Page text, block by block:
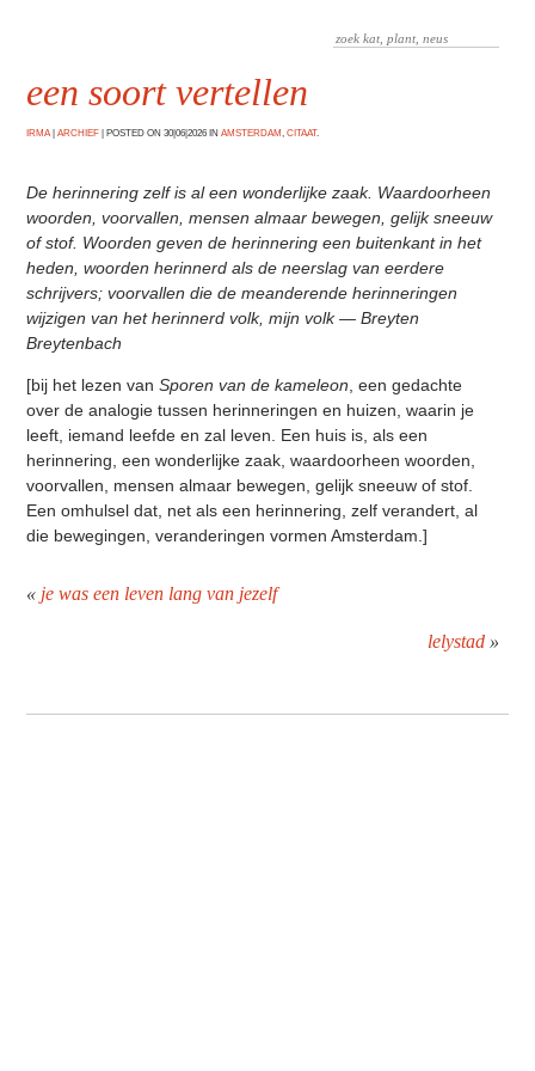
een soort vertellen
IRMA|ARCHIEF POSTED ON 30|06|2026 INAMSTERDAM,CITAAT.
De herinnering zelf is al een wonderlijke zaak. Waardoorheen
woorden, voorvallen, mensen almaar bewegen, gelijk sneeuw
of stof. Woorden geven de herinnering een buitenkant in het
heden, woorden herinnerd als de neerslag van eerdere
schrijvers; voorvallen die de meanderende herinneringen
wijzigen van het herinnerd volk, mijn volk — Breyten
Breytenbach
[bij het lezen vanSporen van de kameleon, een gedachte
over de analogie tussen herinneringen en huizen, waarin je
leeft, iemand leefde en zal leven. Een huis is, als een
herinnering, een wonderlijke zaak, waardoorheen woorden,
voorvallen, mensen almaar bewegen, gelijk sneeuw of stof.
Een omhulsel dat, net als een herinnering, zelf verandert, al
die bewegingen, veranderingen vormen Amsterdam.]
« je was een leven lang van jezelf
lelystad»